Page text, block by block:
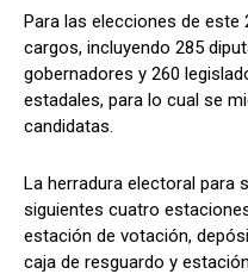
Para las elecciones de este
cargos, incluyendo 285
gobernadores y 260
estadales, para lo cual se
candidatas.
La herradura electoral
siguientes cuatro
estación de votación,
caja de resguardo y